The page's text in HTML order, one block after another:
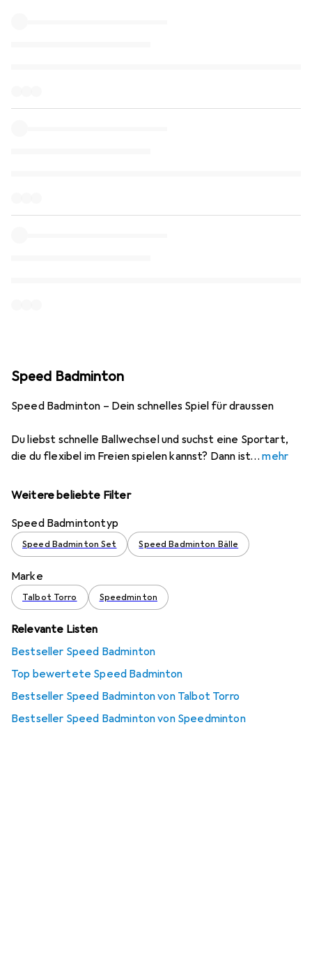
Speed Badminton
Speed Badminton – Dein schnelles Spiel für draussen
Du liebst schnelle Ballwechsel und suchst eine Sportart,
die du flexibel im Freien spielen kannst? Dann ist
mehr
Weitere beliebte Filter
Speed Badmintontyp
Speed Badminton Set Speed Badminton Bälle
Marke
Talbot Torro Speedminton
Relevante Listen
Bestseller Speed Badminton
Top bewertete Speed Badminton
Bestseller Speed Badminton von Talbot Torro
Bestseller Speed Badminton von Speedminton